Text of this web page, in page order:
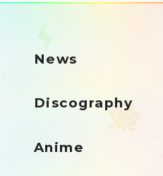
News
Discography
Anime